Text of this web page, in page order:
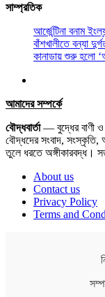
সাম্প্রতিক
আর্জেন্টিনা বনাম
বাঁশখালীতে বন্যা
কানাডায় শুরু হলো
আমাদের সম্পর্কে
বৌদ্ধবার্তা— বুদ্ধের বাণী ও
বৌদ্ধদের সংবাদ, সংস্কৃতি,
তুলে ধরতে অঙ্গীকারবদ্ধ।
About us
Contact us
Privacy Policy
Terms and